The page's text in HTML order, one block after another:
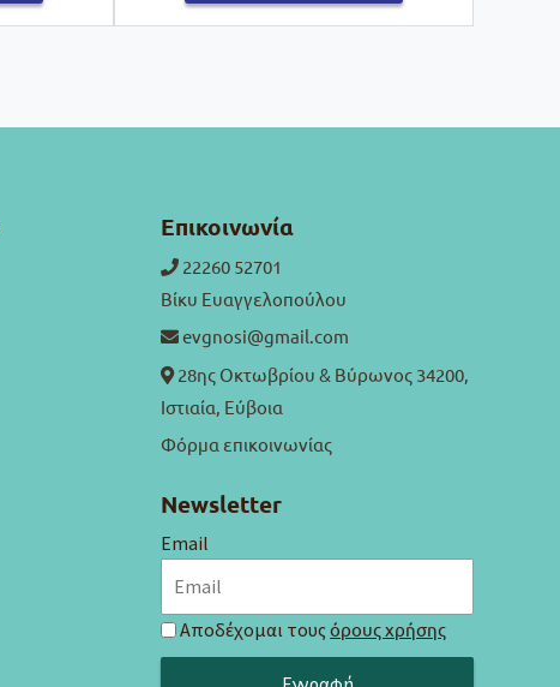
Επικοινωνία
22260 52701
Βίκυ Ευαγγελοπούλου
evgnosi@gmail.com
28ης Οκτωβρίου & Βύρωνος 34200,
Ιστιαία, Εύβοια
Φόρμα επικοινωνίας
Newsletter
Email
Αποδέχομαι τουςόρους χρήσης